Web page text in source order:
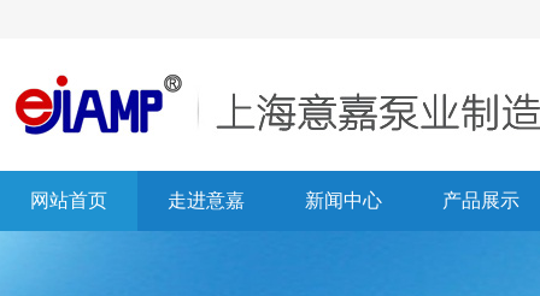
网站首页 走进意嘉 新闻中心 产品展示